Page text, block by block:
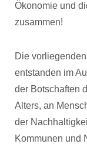
Ökonomie und
zusammen!
Die
entstanden im
der Botschaften
Alters, an
der
Kommunen und